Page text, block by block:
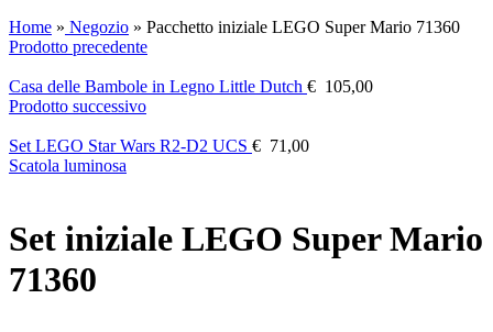
Home » Negozio » Pacchetto iniziale LEGO Super Mario 71360
Prodotto precedente
Casa delle Bambole in Legno Little Dutch € 105,00
Prodotto successivo
Set LEGO Star Wars R2-D2 UCS € 71,00
Scatola luminosa
Set iniziale LEGO Super Mario
71360